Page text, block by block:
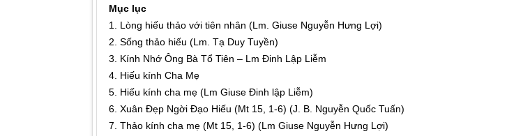
Mục lục
1. Lòng hiếu thảo với tiên nhân (Lm. Giuse Nguyễn Hưng Lợi)
2. Sống thảo hiếu (Lm. Tạ Duy Tuyền)
3. Kính Nhớ Ông Bà Tổ Tiên – Lm Đinh Lập Liễm
4. Hiếu kính Cha Mẹ
5. Hiếu kính cha mẹ (Lm Giuse Đinh lập Liễm)
6. Xuân Đẹp Ngời Đạo Hiếu (Mt 15, 1-6) (J. B. Nguyễn Quốc Tuấn)
7. Thảo kính cha mẹ (Mt 15, 1-6) (Lm Giuse Nguyễn Hưng Lợi)